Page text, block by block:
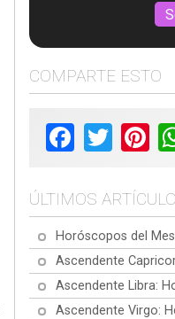
COMPARTE ESTO
Facebook
Twitter
ÚLTIMOS
Horóscopos del
Ascendente
Ascendente Libra:
Ascendente Virgo: